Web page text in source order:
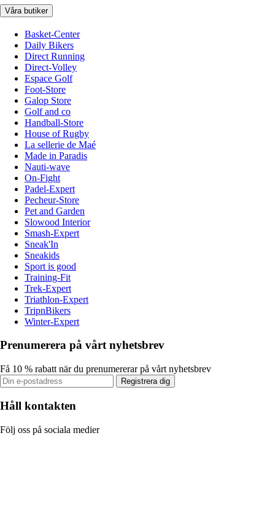
Våra butiker
Basket-Center
Daily Bikers
Direct Running
Direct-Volley
Espace Golf
Foot-Store
Galop Store
Golf and co
Handball-Store
House of Rugby
La sellerie de Maé
Made in Paradis
Nauti-wave
On-Fight
Padel-Expert
Pecheur-Store
Pet and Garden
Slowood Interior
Smash-Expert
Sneak'In
Sneakids
Sport is good
Training-Fit
Trek-Expert
Triathlon-Expert
TripnBikers
Winter-Expert
Prenumerera på vårt nyhetsbrev
Få 10 % rabatt när du prenumererar på vårt nyhetsbrev
Registrera dig
Håll kontakten
Följ oss på sociala medier